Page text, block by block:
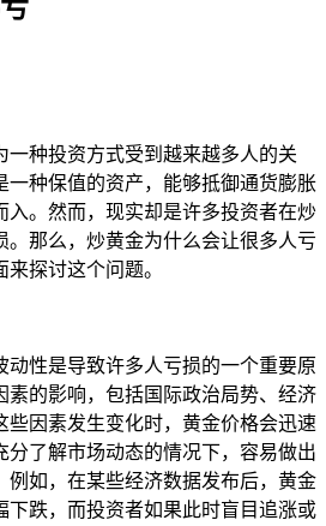
一种投资方式受到越来越多人的关
一种保值的资产，能够抵御通货膨胀
入。然而，现实却是许多投资者在炒
。那么，炒黄金为什么会让很多人亏
探讨这个问题。
动性是导致许多人亏损的一个重要原
素的影响，包括国际政治局势、经济
些因素发生变化时，黄金价格会迅速
分了解市场动态的情况下，容易做出
例如，在某些经济数据发布后，黄金
下跌，而投资者如果此时盲目追涨或